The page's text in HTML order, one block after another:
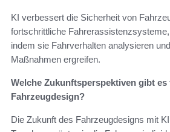
KI verbessert die Sicherheit von
fortschrittliche
indem sie Fahrverhalten analysieren
Maßnahmen ergreifen.
Welche Zukunftsperspektiven gibt es
Fahrzeugdesign?
Die Zukunft des Fahrzeugdesigns mit